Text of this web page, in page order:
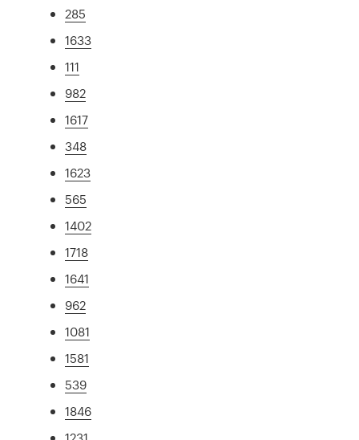
285
1633
111
982
1617
348
1623
565
1402
1718
1641
962
1081
1581
539
1846